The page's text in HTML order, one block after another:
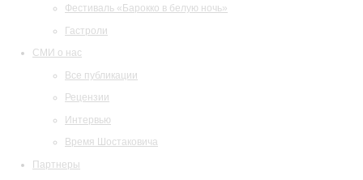
Фестиваль «Барокко в белую ночь»
Гастроли
СМИ о нас
Все публикации
Рецензии
Интервью
Время Шостаковича
Партнеры